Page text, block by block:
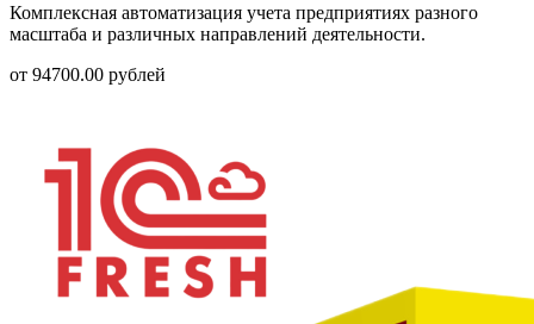
Комплексная автоматизация учета предприятиях разного
масштаба и различных направлений деятельности.
от 94700.00 рублей